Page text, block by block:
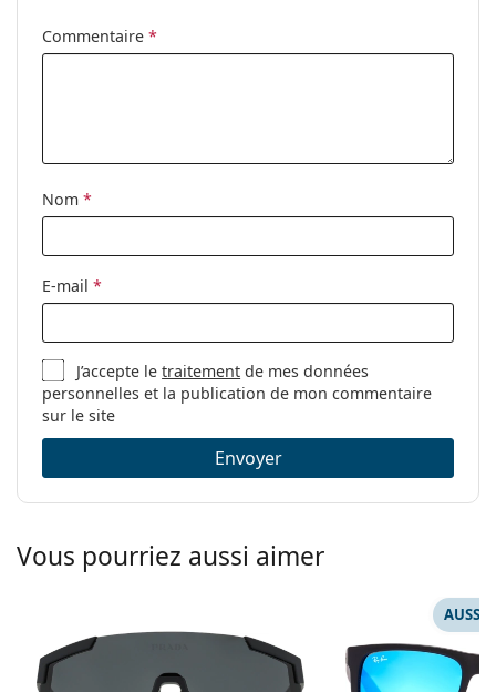
Sport:
Commentaire *
Nom *
E-mail *
J’accepte letraitement de mes données
personnelles et la publication de mon commentaire
sur le site
Envoyer
Vous pourriez aussi aimer
AUSSI